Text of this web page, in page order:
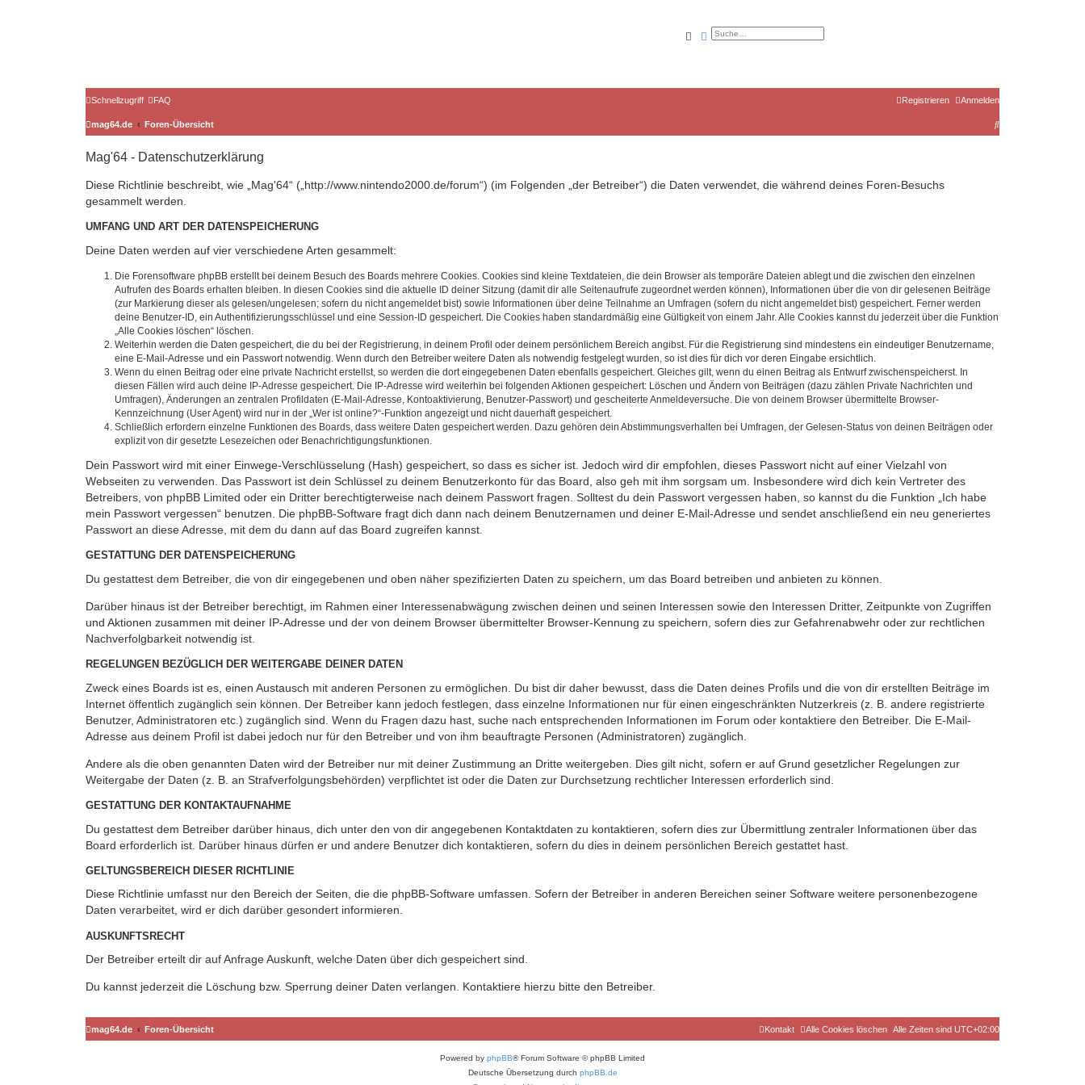
SucheErweiterte Suche
Schnellzugriff FAQ Anmelden
Registrieren
mag64.de Foren-Übersicht
S
Mag'64 - Datenschutzerklärung
Diese Richtlinie beschreibt, wie „Mag'64“ („http://www.nintendo2000.de/forum“) (im Folgenden „der Betreiber“) die Daten verwendet, die während deines Foren-Besuchs
gesammelt werden.
UMFANG UND ART DER DATENSPEICHERUNG
Deine Daten werden auf vier verschiedene Arten gesammelt:
Die Forensoftware phpBB erstellt bei deinem Besuch des Boards mehrere Cookies. Cookies sind kleine Textdateien, die dein Browser als temporäre Dateien ablegt und die zwischen den einzelnen
Aufrufen des Boards erhalten bleiben. In diesen Cookies sind die aktuelle ID deiner Sitzung (damit dir alle Seitenaufrufe zugeordnet werden können), Informationen über die von dir gelesenen Beiträge
(zur Markierung dieser als gelesen/ungelesen; sofern du nicht angemeldet bist) sowie Informationen über deine Teilnahme an Umfragen (sofern du nicht angemeldet bist) gespeichert. Ferner werden
deine Benutzer-ID, ein Authentifizierungsschlüssel und eine Session-ID gespeichert. Die Cookies haben standardmäßig eine Gültigkeit von einem Jahr. Alle Cookies kannst du jederzeit über die Funktion
„Alle Cookies löschen“ löschen.
Weiterhin werden die Daten gespeichert, die du bei der Registrierung, in deinem Profil oder deinem persönlichem Bereich angibst. Für die Registrierung sind mindestens ein eindeutiger Benutzername,
eine E-Mail-Adresse und ein Passwort notwendig. Wenn durch den Betreiber weitere Daten als notwendig festgelegt wurden, so ist dies für dich vor deren Eingabe ersichtlich.
Wenn du einen Beitrag oder eine private Nachricht erstellst, so werden die dort eingegebenen Daten ebenfalls gespeichert. Gleiches gilt, wenn du einen Beitrag als Entwurf zwischenspeicherst. In
diesen Fällen wird auch deine IP-Adresse gespeichert. Die IP-Adresse wird weiterhin bei folgenden Aktionen gespeichert: Löschen und Ändern von Beiträgen (dazu zählen Private Nachrichten und
Umfragen), Änderungen an zentralen Profildaten (E-Mail-Adresse, Kontoaktivierung, Benutzer-Passwort) und gescheiterte Anmeldeversuche. Die von deinem Browser übermittelte Browser-
Kennzeichnung (User Agent) wird nur in der „Wer ist online?“-Funktion angezeigt und nicht dauerhaft gespeichert.
Schließlich erfordern einzelne Funktionen des Boards, dass weitere Daten gespeichert werden. Dazu gehören dein Abstimmungsverhalten bei Umfragen, der Gelesen-Status von deinen Beiträgen oder
explizit von dir gesetzte Lesezeichen oder Benachrichtigungsfunktionen.
Dein Passwort wird mit einer Einwege-Verschlüsselung (Hash) gespeichert, so dass es sicher ist. Jedoch wird dir empfohlen, dieses Passwort nicht auf einer Vielzahl von
Webseiten zu verwenden. Das Passwort ist dein Schlüssel zu deinem Benutzerkonto für das Board, also geh mit ihm sorgsam um. Insbesondere wird dich kein Vertreter des
Betreibers, von phpBB Limited oder ein Dritter berechtigterweise nach deinem Passwort fragen. Solltest du dein Passwort vergessen haben, so kannst du die Funktion „Ich habe
mein Passwort vergessen“ benutzen. Die phpBB-Software fragt dich dann nach deinem Benutzernamen und deiner E-Mail-Adresse und sendet anschließend ein neu generiertes
Passwort an diese Adresse, mit dem du dann auf das Board zugreifen kannst.
GESTATTUNG DER DATENSPEICHERUNG
Du gestattest dem Betreiber, die von dir eingegebenen und oben näher spezifizierten Daten zu speichern, um das Board betreiben und anbieten zu können.
Darüber hinaus ist der Betreiber berechtigt, im Rahmen einer Interessenabwägung zwischen deinen und seinen Interessen sowie den Interessen Dritter, Zeitpunkte von Zugriffen
und Aktionen zusammen mit deiner IP-Adresse und der von deinem Browser übermittelter Browser-Kennung zu speichern, sofern dies zur Gefahrenabwehr oder zur rechtlichen
Nachverfolgbarkeit notwendig ist.
REGELUNGEN BEZÜGLICH DER WEITERGABE DEINER DATEN
Zweck eines Boards ist es, einen Austausch mit anderen Personen zu ermöglichen. Du bist dir daher bewusst, dass die Daten deines Profils und die von dir erstellten Beiträge im
Internet öffentlich zugänglich sein können. Der Betreiber kann jedoch festlegen, dass einzelne Informationen nur für einen eingeschränkten Nutzerkreis (z. B. andere registrierte
Benutzer, Administratoren etc.) zugänglich sind. Wenn du Fragen dazu hast, suche nach entsprechenden Informationen im Forum oder kontaktiere den Betreiber. Die E-Mail-
Adresse aus deinem Profil ist dabei jedoch nur für den Betreiber und von ihm beauftragte Personen (Administratoren) zugänglich.
Andere als die oben genannten Daten wird der Betreiber nur mit deiner Zustimmung an Dritte weitergeben. Dies gilt nicht, sofern er auf Grund gesetzlicher Regelungen zur
Weitergabe der Daten (z. B. an Strafverfolgungsbehörden) verpflichtet ist oder die Daten zur Durchsetzung rechtlicher Interessen erforderlich sind.
GESTATTUNG DER KONTAKTAUFNAHME
Du gestattest dem Betreiber darüber hinaus, dich unter den von dir angegebenen Kontaktdaten zu kontaktieren, sofern dies zur Übermittlung zentraler Informationen über das
Board erforderlich ist. Darüber hinaus dürfen er und andere Benutzer dich kontaktieren, sofern du dies in deinem persönlichen Bereich gestattet hast.
GELTUNGSBEREICH DIESER RICHTLINIE
Diese Richtlinie umfasst nur den Bereich der Seiten, die die phpBB-Software umfassen. Sofern der Betreiber in anderen Bereichen seiner Software weitere personenbezogene
Daten verarbeitet, wird er dich darüber gesondert informieren.
AUSKUNFTSRECHT
Der Betreiber erteilt dir auf Anfrage Auskunft, welche Daten über dich gespeichert sind.
Du kannst jederzeit die Löschung bzw. Sperrung deiner Daten verlangen. Kontaktiere hierzu bitte den Betreiber.
mag64.de Foren-Übersicht Alle Zeiten sind UTC+02:00
Alle Cookies löschen
Kontakt
Powered by phpBB® Forum Software © phpBB Limited
Deutsche Übersetzung durch phpBB.de